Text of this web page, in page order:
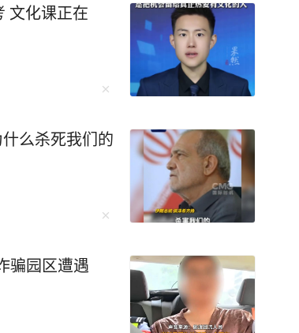
文化课正在
么杀死我们的
骗园区遭遇